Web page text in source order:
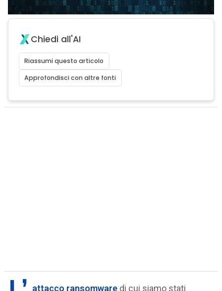
Chiedi all'AI
Riassumi questo articolo
Approfondisci con altre fonti
attacco ransomwaredi cui siamo stati